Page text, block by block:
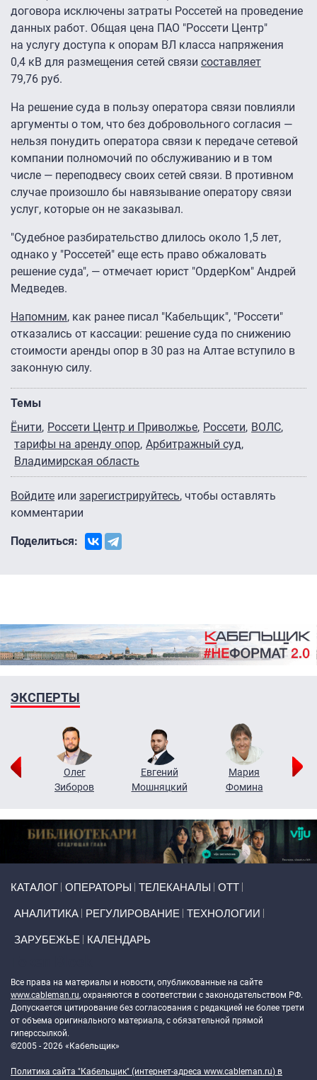
договора исключены затраты Россетей на проведение
данных работ. Общая цена ПАО "Россети Центр"
на услугу доступа к опорам ВЛ класса напряжения
0,4 кВ для размещения сетей связи составляет
79,76 руб.
На решение суда в пользу оператора связи повлияли
аргументы о том, что без добровольного согласия —
нельзя понудить оператора связи к передаче сетевой
компании полномочий по обслуживанию и в том
числе — переподвесу своих сетей связи. В противном
случае произошло бы навязывание оператору связи
услуг, которые он не заказывал.
"Судебное разбирательство длилось около 1,5 лет,
однако у "Россетей" еще есть право обжаловать
решение суда", — отмечает юрист "ОрдерКом" Андрей
Медведев.
Напомним, как ранее писал "Кабельщик", "Россети"
отказались от кассации: решение суда по снижению
стоимости аренды опор в 30 раз на Алтае вступило в
законную силу.
Темы
Ёнити Россети Центр и Приволжье Россети ВОЛС
тарифы на аренду опор Арбитражный суд
Владимирская область
Войдите или зарегистрируйтесь, чтобы оставлять
комментарии
Поделиться:
ЭКСПЕРТЫ
Олег
Зиборов
Евгений
Мошняцкий
Мария
Фомина
КАТАЛОГ ОПЕРАТОРЫ ТЕЛЕКАНАЛЫ ОТТ
АНАЛИТИКА РЕГУЛИРОВАНИЕ ТЕХНОЛОГИИ
ЗАРУБЕЖЬЕ КАЛЕНДАРЬ
Все права на материалы и новости, опубликованные на сайте
www.cableman.ru, охраняются в соответствии с законодательством РФ.
Допускается цитирование без согласования с редакцией не более трети
от объема оригинального материала, с обязательной прямой
гиперссылкой.
©2005 - 2026 «Кабельщик»
Политика сайта "Кабельщик" (интернет-адреса www.cableman.ru) в